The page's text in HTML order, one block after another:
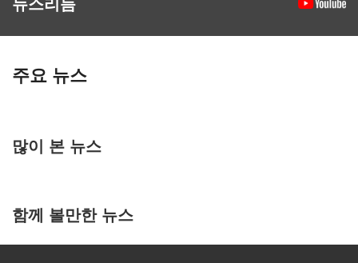
주요 뉴스
많이 본 뉴스
함께 볼만한 뉴스